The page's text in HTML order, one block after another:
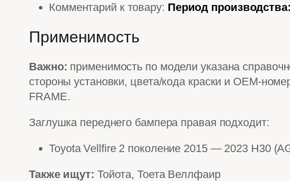
Комментарий к товару: Период
Применимость
Важно: применимость по модели указана
стороны установки, цвета/кода краски и OEM-
FRAME.
Заглушка переднего бампера правая подходит:
Toyota Vellfire 2 поколение 2015 — 2023 H30
Также ищут: Тойота, Тоета Веллфаир